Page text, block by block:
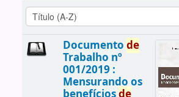
Documento de
Trabalho nº
001/2019 :
Mensurando os